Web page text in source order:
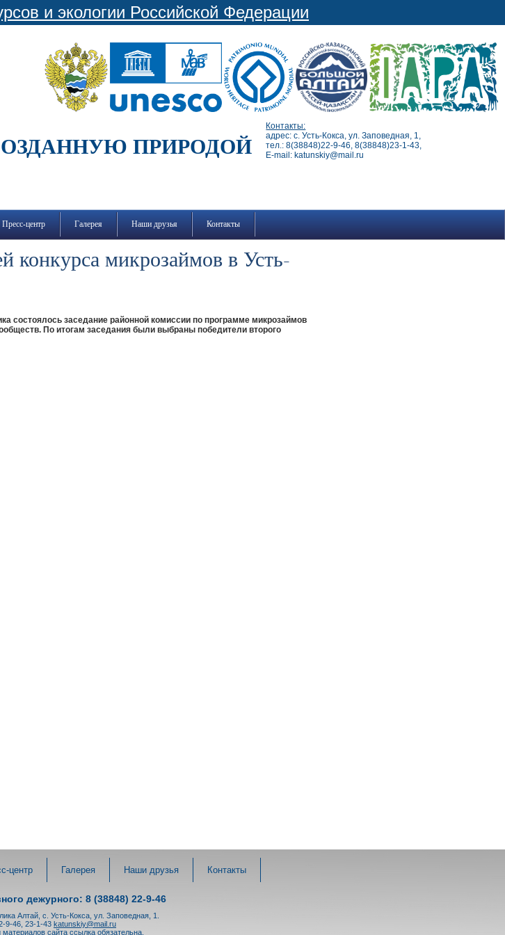
и экологии Российской Федерации
ПРИРОДОЙ
Контакты:
адрес: с. Усть-Кокса, ул. Заповедная, 1,
тел.: 8(38848)22-9-46, 8(38848)23-1-43,
E-mail: katunskiy@mail.ru
Пресс-центр Галерея Наши друзья Контакты
конкурса микрозаймов в Усть-
состоялось заседание районной комиссии по программе микрозаймов
По итогам заседания были выбраны победители второго
центр Галерея Наши друзья Контакты
дежурного: 8 (38848) 22-9-46
Алтай, с. Усть-Кокса, ул. Заповедная, 1.
9-46, 23-1-43 katunskiy@mail.ru
сайта ссылка обязательна.